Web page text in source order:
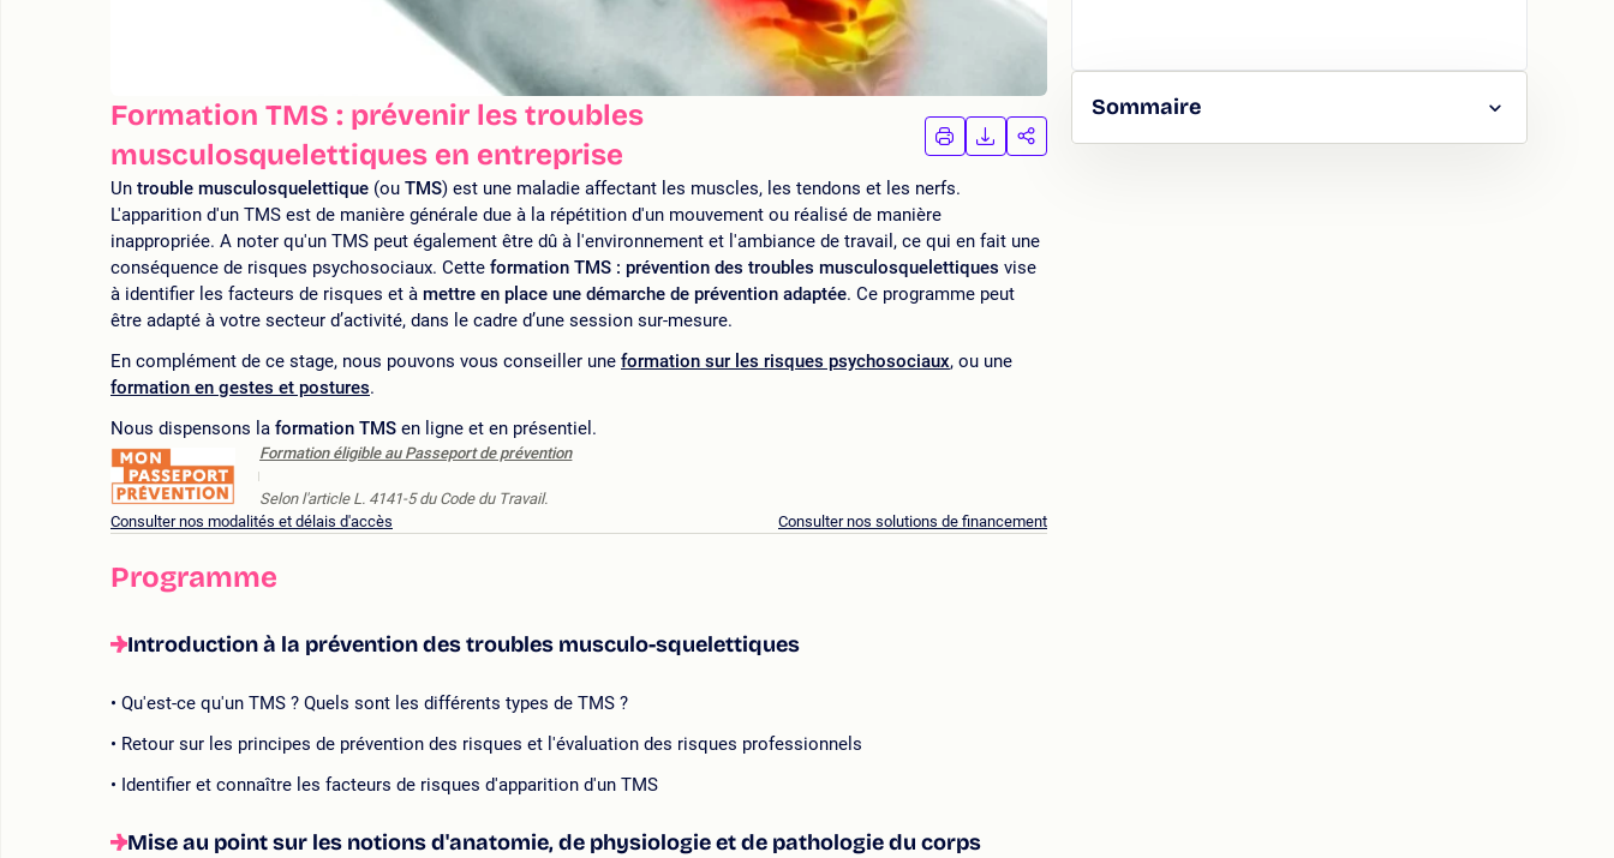
Formation TMS : prévenir les troubles
musculosquelettiques en entreprise
IMPRIMER
LA
FORMATION
TÉLÉCHARGER
LA
PARTAGER
Un trouble musculosquelettique (ou TMS) est une maladie affectant les muscles, les tendons et les nerfs.
L'apparition d'un TMS est de manière générale due à la répétition d'un mouvement ou réalisé de manière
inappropriée. A noter qu'un TMS peut également être dû à l'environnement et l'ambiance de travail, ce qui en fait une
conséquence de risques psychosociaux. Cette formation TMS : prévention des troubles musculosquelettiques vise
à identifier les facteurs de risques et à mettre en place une démarche de prévention adaptée. Ce programme peut
être adapté à votre secteur d’activité, dans le cadre d’une session sur-mesure.
En complément de ce stage, nous pouvons vous conseiller une formation sur les risques psychosociaux, ou une
formation en gestes et postures.
Nous dispensons la formation TMS en ligne et en présentiel.
Formation éligible au Passeport de prévention
Selon l'article L. 4141-5 du Code du Travail.
Consulter nos modalités et délais d'accès
Consulter nos solutions de financement
Programme
Introduction à la prévention des troubles musculo-squelettiques
Qu'est-ce qu'un TMS ? Quels sont les différents types de TMS ?
Retour sur les principes de prévention des risques et l'évaluation des risques professionnels
Identifier et connaître les facteurs de risques d'apparition d'un TMS
Mise au point sur les notions d'anatomie, de physiologie et de pathologie du corps
Sommaire